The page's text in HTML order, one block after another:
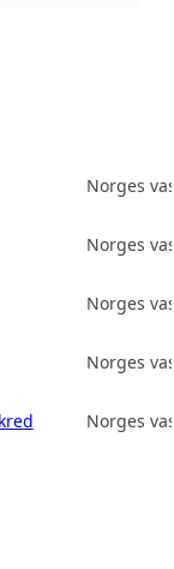
Norges
Norges
Norges
Norges
Norges